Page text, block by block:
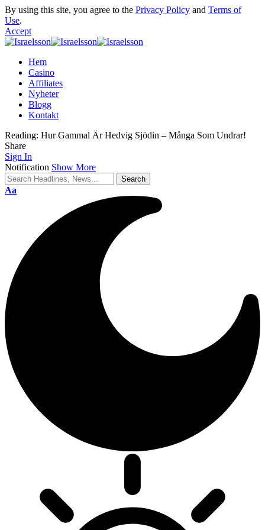
By using this site, you agree to the Privacy Policy and Terms of
Use.
Accept
Hem
Casino
Affiliates
Nyheter
Blogg
Kontakt
Reading: Hur Gammal Är Hedvig Sjödin – Många Som Undrar!
Share
Sign In
Notification Show More
Aa